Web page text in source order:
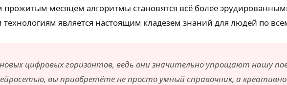
месяцем алгоритмы становятся всё более
является настоящим кладезем знаний для людей по
цифровых горизонтов, ведь они значительно упрощают нашу
вы приобретёте не просто умный справочник, а